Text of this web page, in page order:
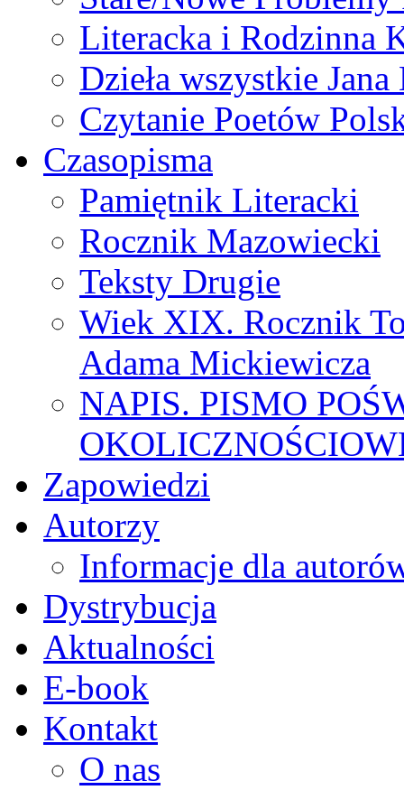
Literacka i Rodzinna
Dzieła wszystkie
Czytanie Poetów
Czasopisma
Pamiętnik Literacki
Rocznik Mazowiecki
Teksty Drugie
Wiek XIX. Rocznik
Adama Mickiewicza
NAPIS. PISMO
Zapowiedzi
Autorzy
Informacje dla
Dystrybucja
Aktualności
E-book
Kontakt
O nas